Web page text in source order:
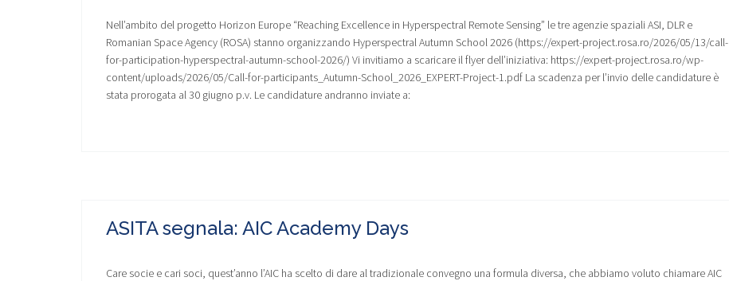
Nell’ambito del progetto Horizon Europe “Reaching Excellence in Hyperspectral Remote Sensing” le tre agenzie spaziali ASI, DLR e
Romanian Space Agency (ROSA) stanno organizzando Hyperspectral Autumn School 2026 (https://expert-project.rosa.ro/2026/05/13/call-
for-participation-hyperspectral-autumn-school-2026/) Vi invitiamo a scaricare il flyer dell’iniziativa: https://expert-project.rosa.ro/wp-
content/uploads/2026/05/Call-for-participants_Autumn-School_2026_EXPERT-Project-1.pdf La scadenza per l’invio delle candidature è
stata prorogata al 30 giugno p.v. Le candidature andranno inviate a:
ASITA segnala: AIC Academy Days
Care socie e cari soci, quest’anno l’AIC ha scelto di dare al tradizionale convegno una formula diversa, che abbiamo voluto chiamare AIC